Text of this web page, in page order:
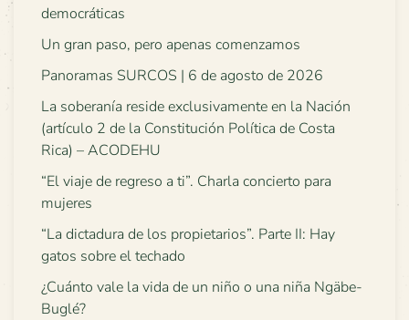
democráticas
Un gran paso, pero apenas comenzamos
Panoramas SURCOS | 6 de agosto de 2026
La soberanía reside exclusivamente en la Nación
(artículo 2 de la Constitución Política de Costa
Rica) – ACODEHU
“El viaje de regreso a ti”. Charla concierto para
mujeres
“La dictadura de los propietarios”. Parte II: Hay
gatos sobre el techado
¿Cuánto vale la vida de un niño o una niña Ngäbe-
Buglé?